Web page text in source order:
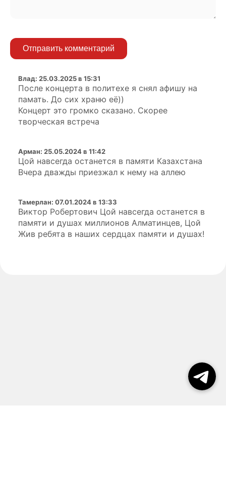
Отправить комментарий
Влад: 25.03.2025 в 15:31
После концерта в политехе я снял афишу на
памать. До сих храню её))
Концерт это громко сказано. Скорее
творческая встреча
Арман: 25.05.2024 в 11:42
Цой навсегда останется в памяти Казахстана
Вчера дважды приезжал к нему на аллею
Тамерлан: 07.01.2024 в 13:33
Виктор Робертович Цой навсегда останется в
памяти и душах миллионов Алматинцев, Цой
Жив ребята в наших сердцах памяти и душах!